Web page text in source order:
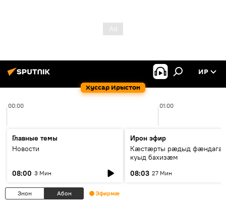
Хуссар Ирыстон
ИР
00:00 01:00
Главные темы
Новости
08:00 3 Мин
Ирон эфир
Кæстæрты рæдыд
куыд бахизæм
08:03 27 Мин
Знон Абон Эфирмæ